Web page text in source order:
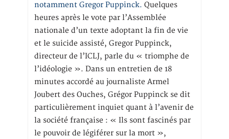
notamment Gregor Puppinck. Quelques
heures après le vote par l’Assemblée
nationale d’un texte adoptant la fin de vie
et le suicide assisté, Gregor Puppinck,
directeur de l’ICLJ, parle du « triomphe de
l’idéologie ». Dans un entretien de 18
minutes accordé au journaliste Armel
Joubert des Ouches, Grégor Puppinck se dit
particulièrement inquiet quant à l’avenir de
la société française : « Ils sont fascinés par
le pouvoir de légiférer sur la mort »,